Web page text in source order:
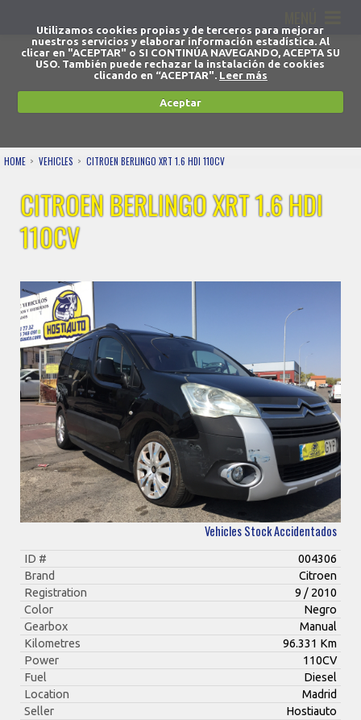
Utilizamos cookies propias y de terceros para mejorar
nuestros servicios y elaborar información estadística. Al
clicar en "ACEPTAR" o SI CONTINÚA NAVEGANDO, ACEPTA SU
USO. También puede rechazar la instalación de cookies
clicando en “ACEPTAR". Leer más
Aceptar
HOME VEHICLES CITROEN BERLINGO XRT 1.6 HDI 110CV
CITROEN BERLINGO XRT 1.6 HDI
110CV
Vehicles Stock Accidentados
ID #
004306
Brand
Citroen
Registration
9 / 2010
Color
Negro
Gearbox
Manual
Kilometres
96.331 Km
Power
110CV
Fuel
Diesel
Location
Madrid
Seller
Hostiauto